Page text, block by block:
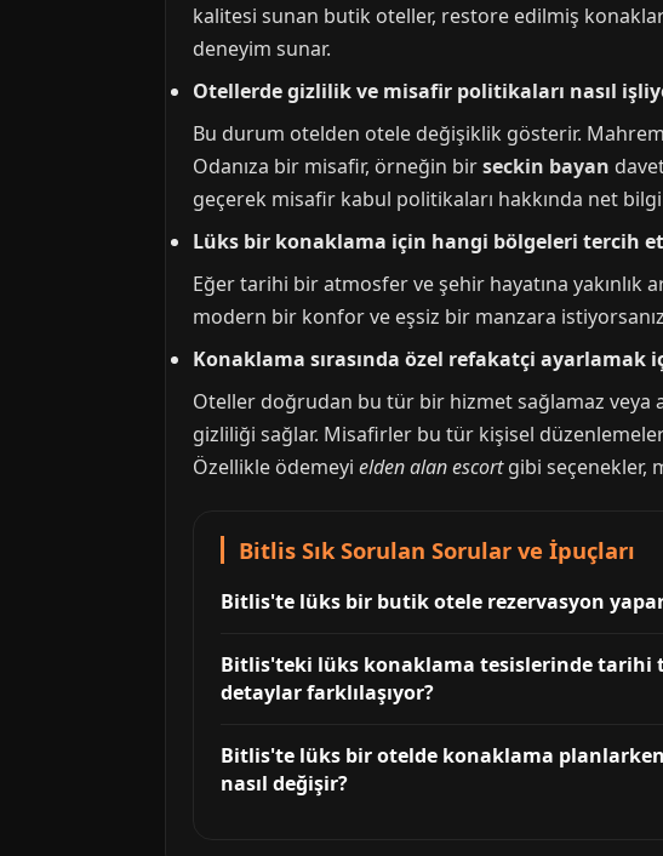
kalitesi sunan butik oteller, restore edilmiş
deneyim sunar.
Otellerde gizlilik ve misafir politikaları nasıl
Bu durum otelden otele değişiklik gösterir.
Odanıza bir misafir, örneğin birseckin bayan
geçerek misafir kabul politikaları hakkında net
Lüks bir konaklama için hangi bölgeleri tercih
Eğer tarihi bir atmosfer ve şehir hayatına yakınlık
modern bir konfor ve eşsiz bir manzara
Konaklama sırasında özel refakatçi ayarlamak
Oteller doğrudan bu tür bir hizmet sağlamaz veya
gizliliği sağlar. Misafirler bu tür kişisel
Özellikle ödemeyi elden alan escortgibi seçenekler,
Bitlis Sık Sorulan Sorular ve İpuçları
Bitlis'te lüks bir butik otele rezervasyon
Bitlis'teki lüks konaklama tesislerinde tarihi
detaylar farklılaşıyor?
Bitlis'te lüks bir otelde konaklama
nasıl değişir?